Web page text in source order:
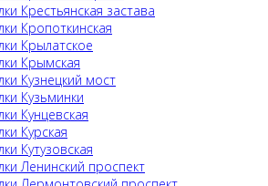
Крестьянская застава
Кропоткинская
Крылатское
Крымская
Кузнецкий мост
Кузьминки
Кунцевская
Курская
Кутузовская
Ленинский проспект